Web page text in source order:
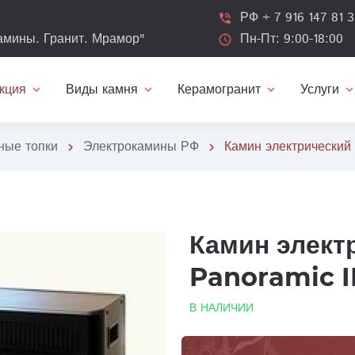
Гранит. Мрамор"
phone_in_talk РФ + 7 916 147 81
schedule Пн-Пт: 9:00-18:00
expand_more Виды камня expand_more Керамогранит expand_more Услуги
топки chevron_right Электрокамины РФ chevron_right Камин
Камин
Panoramic
В НАЛИЧИИ